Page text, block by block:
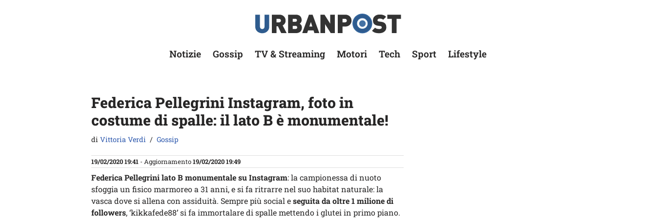
Notizie Gossip TV & Streaming Motori Tech Sport Lifestyle
Federica Pellegrini Instagram, foto in
costume di spalle: il lato B è monumentale!
di Vittoria Verdi Gossip
19/02/2020 19:41 - Aggiornamento19/02/2020 19:49
Federica Pellegrini lato B monumentale su Instagram: la campionessa di nuoto
sfoggia un fisico marmoreo a 31 anni, e si fa ritrarre nel suo habitat naturale: la
vasca dove si allena con assiduità. Sempre più social eseguita da oltre 1 milione di
followers, ‘kikkafede88’ si fa immortalare di spalle mettendo i glutei in primo piano.